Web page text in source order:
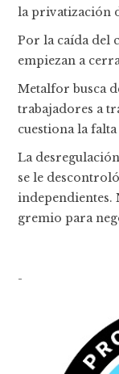
la privatización
Por la caída del
empiezan a
Metalfor busca
trabajadores a
cuestiona la
La
se le
independientes.
gremio para
-